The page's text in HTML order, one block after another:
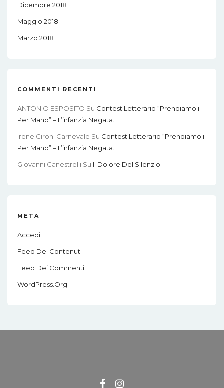
Dicembre 2018
Maggio 2018
Marzo 2018
COMMENTI RECENTI
ANTONIO ESPOSITO Su Contest Letterario “Prendiamoli
Per Mano” – L’infanzia Negata.
Irene Gironi Carnevale Su Contest Letterario “Prendiamoli
Per Mano” – L’infanzia Negata.
Giovanni Canestrelli Su Il Dolore Del Silenzio
META
Accedi
Feed Dei Contenuti
Feed Dei Commenti
WordPress.org